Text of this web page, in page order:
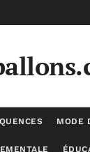
MODE